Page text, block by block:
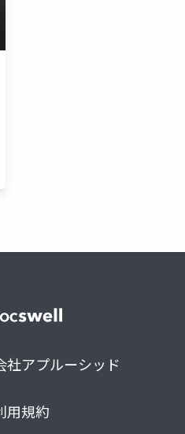
社アプルーシッド
用規約